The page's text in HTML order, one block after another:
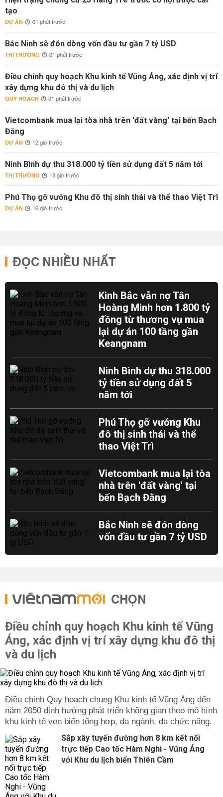
tạo
DỰ ÁN 01 phút trước
Bắc Ninh sẽ đón dòng vốn đầu tư gần 7 tỷ USD
THỊ TRƯỜNG 01 phút trước
Điều chỉnh quy hoạch Khu kinh tế Vũng Áng, xác định vị trí
xây dựng khu đô thị và du lịch
QUY HOẠCH 01 phút trước
Vietcombank mua lại tòa nhà trên 'đất vàng' tại bến Bạch
Đằng
DỰ ÁN 12 giờ trước
Ninh Bình dự thu 318.000 tỷ tiền sử dụng đất 5 năm tới
THỊ TRƯỜNG 13 giờ trước
Phú Thọ gỡ vướng Khu đô thị sinh thái và thể thao Việt Trì
DỰ ÁN 16 giờ trước
ĐỌC NHIỀU NHẤT
Kinh Bắc vẫn nợ Tân
Hoàng Minh hơn 1.800 tỷ
đồng từ thương vụ mua
lại dự án 100 tầng gần
Keangnam
Ninh Bình dự thu 318.000
tỷ tiền sử dụng đất 5
năm tới
Phú Thọ gỡ vướng Khu
đô thị sinh thái và thể
thao Việt Trì
Vietcombank mua lại tòa
nhà trên 'đất vàng' tại
bến Bạch Đằng
Bắc Ninh sẽ đón dòng
vốn đầu tư gần 7 tỷ USD
CHỌN
Điều chỉnh quy hoạch Khu kinh tế Vũng
Áng, xác định vị trí xây dựng khu đô thị
và du lịch
Điều chỉnh Quy hoạch chung Khu kinh tế Vũng Áng đến
năm 2050 định hướng phát triển không gian theo mô hình
khu kinh tế ven biển tổng hợp, đa ngành, đa chức năng.
Sắp xây tuyến đường hơn 8 km kết nối
trực tiếp Cao tốc Hàm Nghi - Vũng Áng
với Khu du lịch biển Thiên Cầm